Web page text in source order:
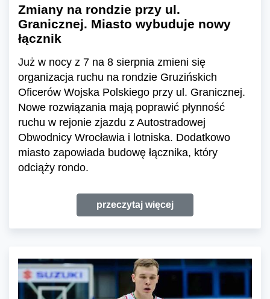
Zmiany na rondzie przy ul.
Granicznej. Miasto wybuduje nowy
łącznik
Już w nocy z 7 na 8 sierpnia zmieni się
organizacja ruchu na rondzie Gruzińskich
Oficerów Wojska Polskiego przy ul. Granicznej.
Nowe rozwiązania mają poprawić płynność
ruchu w rejonie zjazdu z Autostradowej
Obwodnicy Wrocławia i lotniska. Dodatkowo
miasto zapowiada budowę łącznika, który
odciąży rondo.
przeczytaj więcej